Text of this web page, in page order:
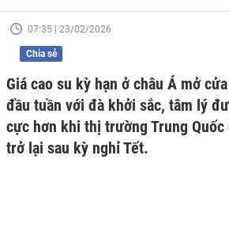
07:35 | 23/02/2026
Chia sẻ
Giá cao su kỳ hạn ở châu Á mở
đầu tuần với đà khởi sắc, tâm lý
cực hơn khi thị trường Trung Quốc
trở lại sau kỳ nghỉ Tết.